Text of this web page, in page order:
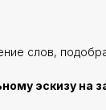
слов,
эскизу на